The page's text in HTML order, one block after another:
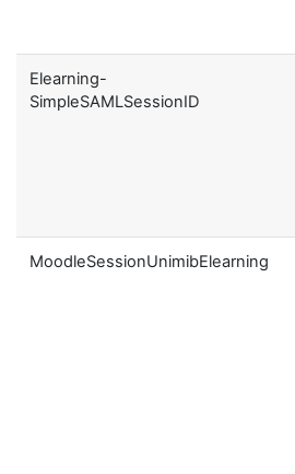
Elearning-
SimpleSAMLSessionID
MoodleSessionUnimibElearning